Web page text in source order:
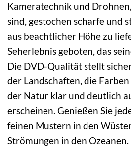
Kameratechnik und
sind, gestochen scharfe und
aus beachtlicher Höhe zu
Seherlebnis geboten, das
Die DVD-Qualität stellt
der Landschaften, die
der Natur klar und deutlich
erscheinen. Genießen Sie
feinen Mustern in den
Strömungen in den Ozeanen.